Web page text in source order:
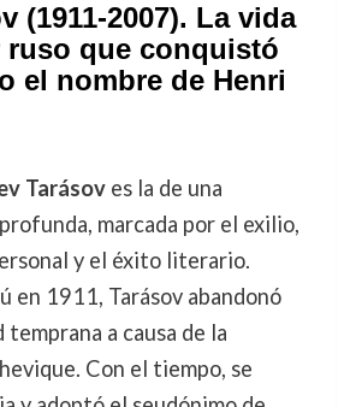
(1911-2007). La vida
ruso que conquistó
el nombre de Henri
Tarásoves la de una
marcada por el exilio,
y el éxito literario.
en 1911, Tarásov abandonó
temprana a causa de la
Con el tiempo, se